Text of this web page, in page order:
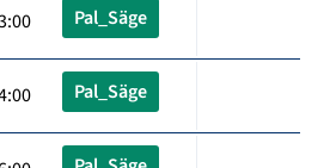
Pal_Säge
Pal_Säge